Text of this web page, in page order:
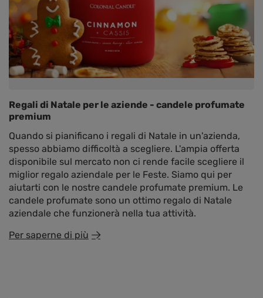
Regali di Natale per le aziende - candele profumate
premium
Quando si pianificano i regali di Natale in un'azienda,
spesso abbiamo difficoltà a scegliere. L'ampia offerta
disponibile sul mercato non ci rende facile scegliere il
miglior regalo aziendale per le Feste. Siamo qui per
aiutarti con le nostre candele profumate premium. Le
candele profumate sono un ottimo regalo di Natale
aziendale che funzionerà nella tua attività.
Per saperne di più